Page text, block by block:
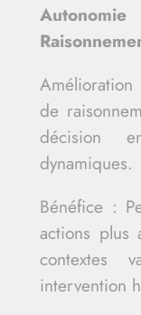
de
décision
dynamiques.
Bénéfice :
actions plus
contextes
intervention